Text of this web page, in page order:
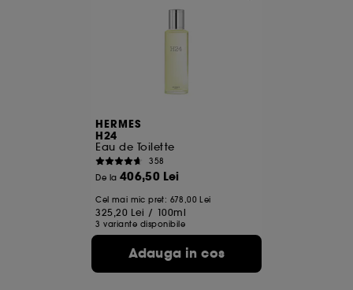
HERMES
H24
Eau de Toilette
358
De la 406,50 Lei
Cel mai mic pret: 678,00 Lei
325,20 Lei / 100ml
3 variante disponibile
Adauga in cos